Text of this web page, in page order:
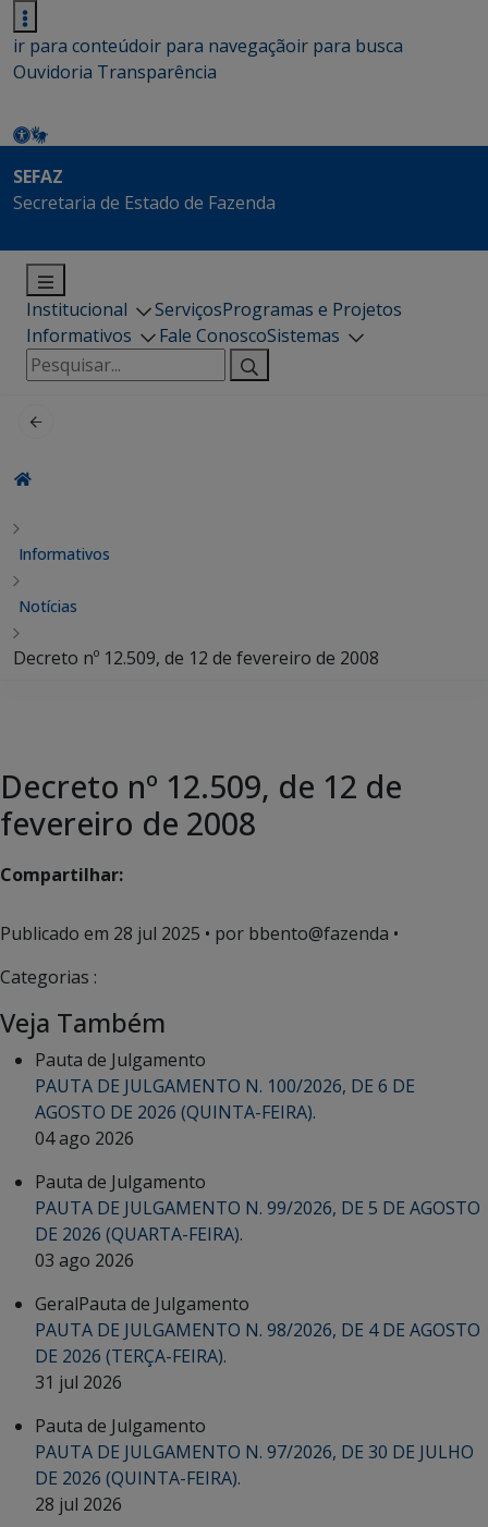
ir para conteúdoir para navegaçãoir para busca
Ouvidoria Transparência
SEFAZ
Secretaria de Estado de Fazenda
Institucional ServiçosProgramas e Projetos
Informativos
Fale ConoscoSistemas
Pesquisar
por:
Informativos
Notícias
Decreto nº 12.509, de 12 de fevereiro de 2008
Decreto nº 12.509, de 12 de
fevereiro de 2008
Compartilhar:
Publicado em 28 jul 2025 • por bbento@fazenda •
Categorias :
Veja Também
Pauta de Julgamento
PAUTA DE JULGAMENTO N. 100/2026, DE 6 DE
AGOSTO DE 2026 (QUINTA-FEIRA).
04 ago 2026
Pauta de Julgamento
PAUTA DE JULGAMENTO N. 99/2026, DE 5 DE AGOSTO
DE 2026 (QUARTA-FEIRA).
03 ago 2026
GeralPauta de Julgamento
PAUTA DE JULGAMENTO N. 98/2026, DE 4 DE AGOSTO
DE 2026 (TERÇA-FEIRA).
31 jul 2026
Pauta de Julgamento
PAUTA DE JULGAMENTO N. 97/2026, DE 30 DE JULHO
DE 2026 (QUINTA-FEIRA).
28 jul 2026